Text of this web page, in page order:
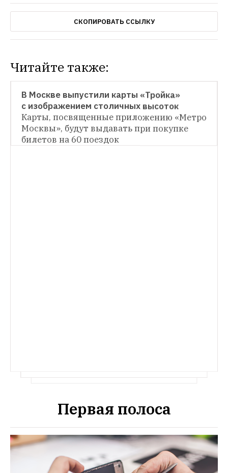
СКОПИРОВАТЬ ССЫЛКУ
Читайте также:
НОВОСТИ
В Москве установят 195 дополнительных
паркоматовСейчас в зоне платной
стоянки действует более 800 паркоматов
НОВОСТИ
В Москве выпустили карты «Тройка»
с изображением столичных высоток
Карты, посвященные приложению «Метро
Москвы», будут выдавать при покупке
билетов на 60 поездок
Первая полоса